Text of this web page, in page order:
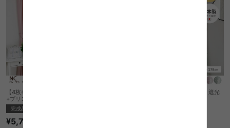
【4枚セット】NC ドレープカーテン2枚
+プリントレース2枚 100cm×135cm
完成品
¥5,750
【100cm×178cm】Princess hi-ho 遮光